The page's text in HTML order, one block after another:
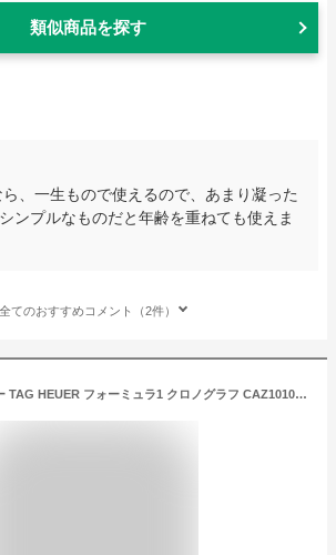
類似商品を探す
、一生もので使えるので、あまり凝った
ンプルなものだと年齢を重ねても使えま
全てのおすすめコメント（2件）
タグ・ホイヤー TAG HEUER フォーミュラ1 クロノグラフ CAZ1010.BA0842 新品 時計 メンズ